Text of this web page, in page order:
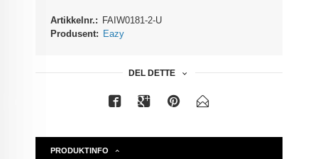
Artikkelnr.: FAIW0181-2-U
Produsent: Eazy
DEL DETTE
PRODUKTINFO